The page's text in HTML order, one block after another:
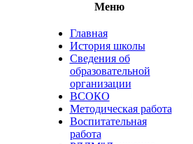
Меню
Главная
История школы
Сведения об
образовательной
организации
ВСОКО
Методическая работа
Воспитательная
работа